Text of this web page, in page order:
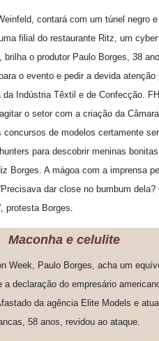
contará com um túnel negro
filial do restaurante Ritz, um
o produtor Paulo Borges, 38
o evento e pedir a devida
Indústria Têxtil e de Confecção.
o setor com a criação da
de modelos certamente
para descobrir meninas
Borges. A mágoa com a imprensa
dar close no bumbum
protesta Borges.
Maconha e celulite
Week, Paulo Borges, acha um
a declaração do empresário
da agência Elite Models e
58 anos, revidou ao ataque.